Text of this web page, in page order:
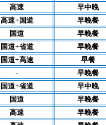
高速 早中晚
高速+国道 早晚餐
国道 早晚餐
国道+省道 早晚餐
国道+高速 早餐
- 早晚餐
国道+省道 早中晚
国道 早晚餐
高速 早晚餐